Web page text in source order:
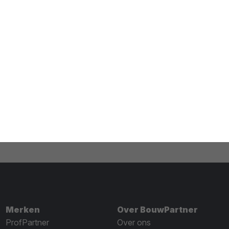
Merken
ProfPartner
Over BouwPartner
Over ons